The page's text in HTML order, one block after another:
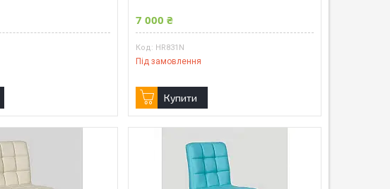
7 000 ₴
HR831N
Під замовлення
Купити